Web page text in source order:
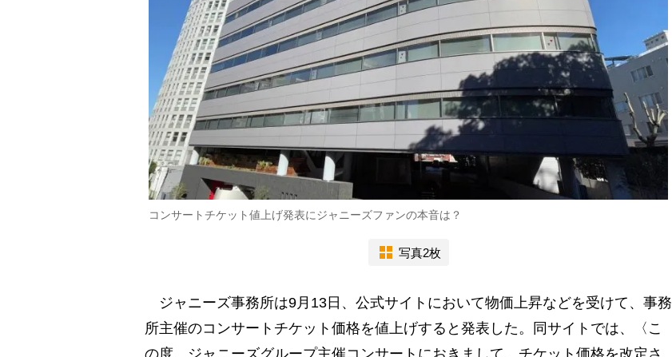
コンサートチケット値上げ発表にジャニーズファンの本音は？
写真2枚
ジャニーズ事務所は9月13日、公式サイトにおいて物価上昇などを受けて、事務
所主催のコンサートチケット価格を値上げすると発表した。同サイトでは、〈こ